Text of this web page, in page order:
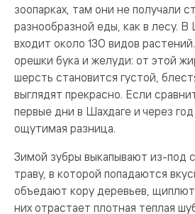
зоопарках, там они не получали
разнообразной еды, как в лесу. В
входит около 130 видов
орешки бука и желуди: от этой
шерсть становится густой,
выглядят прекрасно. Если
первые дни в Шахдаге и через
ощутимая разница.
Зимой зубры выкапывают из-под
траву, в которой попадаются
объедают кору деревьев,
них отрастает плотная теплая